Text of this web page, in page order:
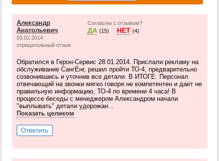
Александр
Анатольевич
03.02.2014
отрицательный отзыв
Согласны с отзывом?
ДА (15) НЕТ (4)
Обратился в Герон-Сервис 28.01.2014. Прислали рекламу на
обслуживание СангЕнг, решил пройти ТО-4, предварительно
созвонившись и уточнив все детали. В ИТОГЕ: Персонал
отвечающий на звонки мягко говоря не компетентен и дает не
правильную информацию, ТО-4 по времени 4 часа! В
процессе беседы с менеджером Александром начали
"выплывать" детали удорожан...
Показать целиком
Ответить